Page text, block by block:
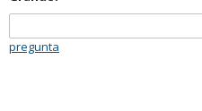
pregunta